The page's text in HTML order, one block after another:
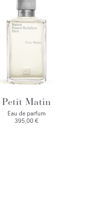
Petit Matin
Eau de parfum
395,00 €